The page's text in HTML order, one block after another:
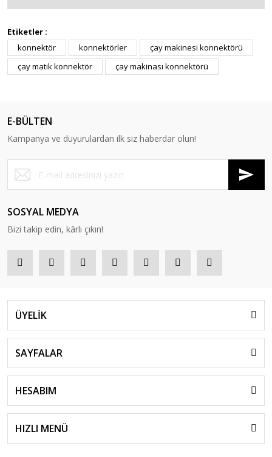
Etiketler :
konnektör
konnektörler
çay makinesi konnektörü
çay matik konnektör
çay makinası konnektörü
E-BÜLTEN
Kampanya ve duyurulardan ilk siz haberdar olun!
SOSYAL MEDYA
Bizi takip edin, kârlı çıkın!
ÜYELİK
SAYFALAR
HESABIM
HIZLI MENÜ